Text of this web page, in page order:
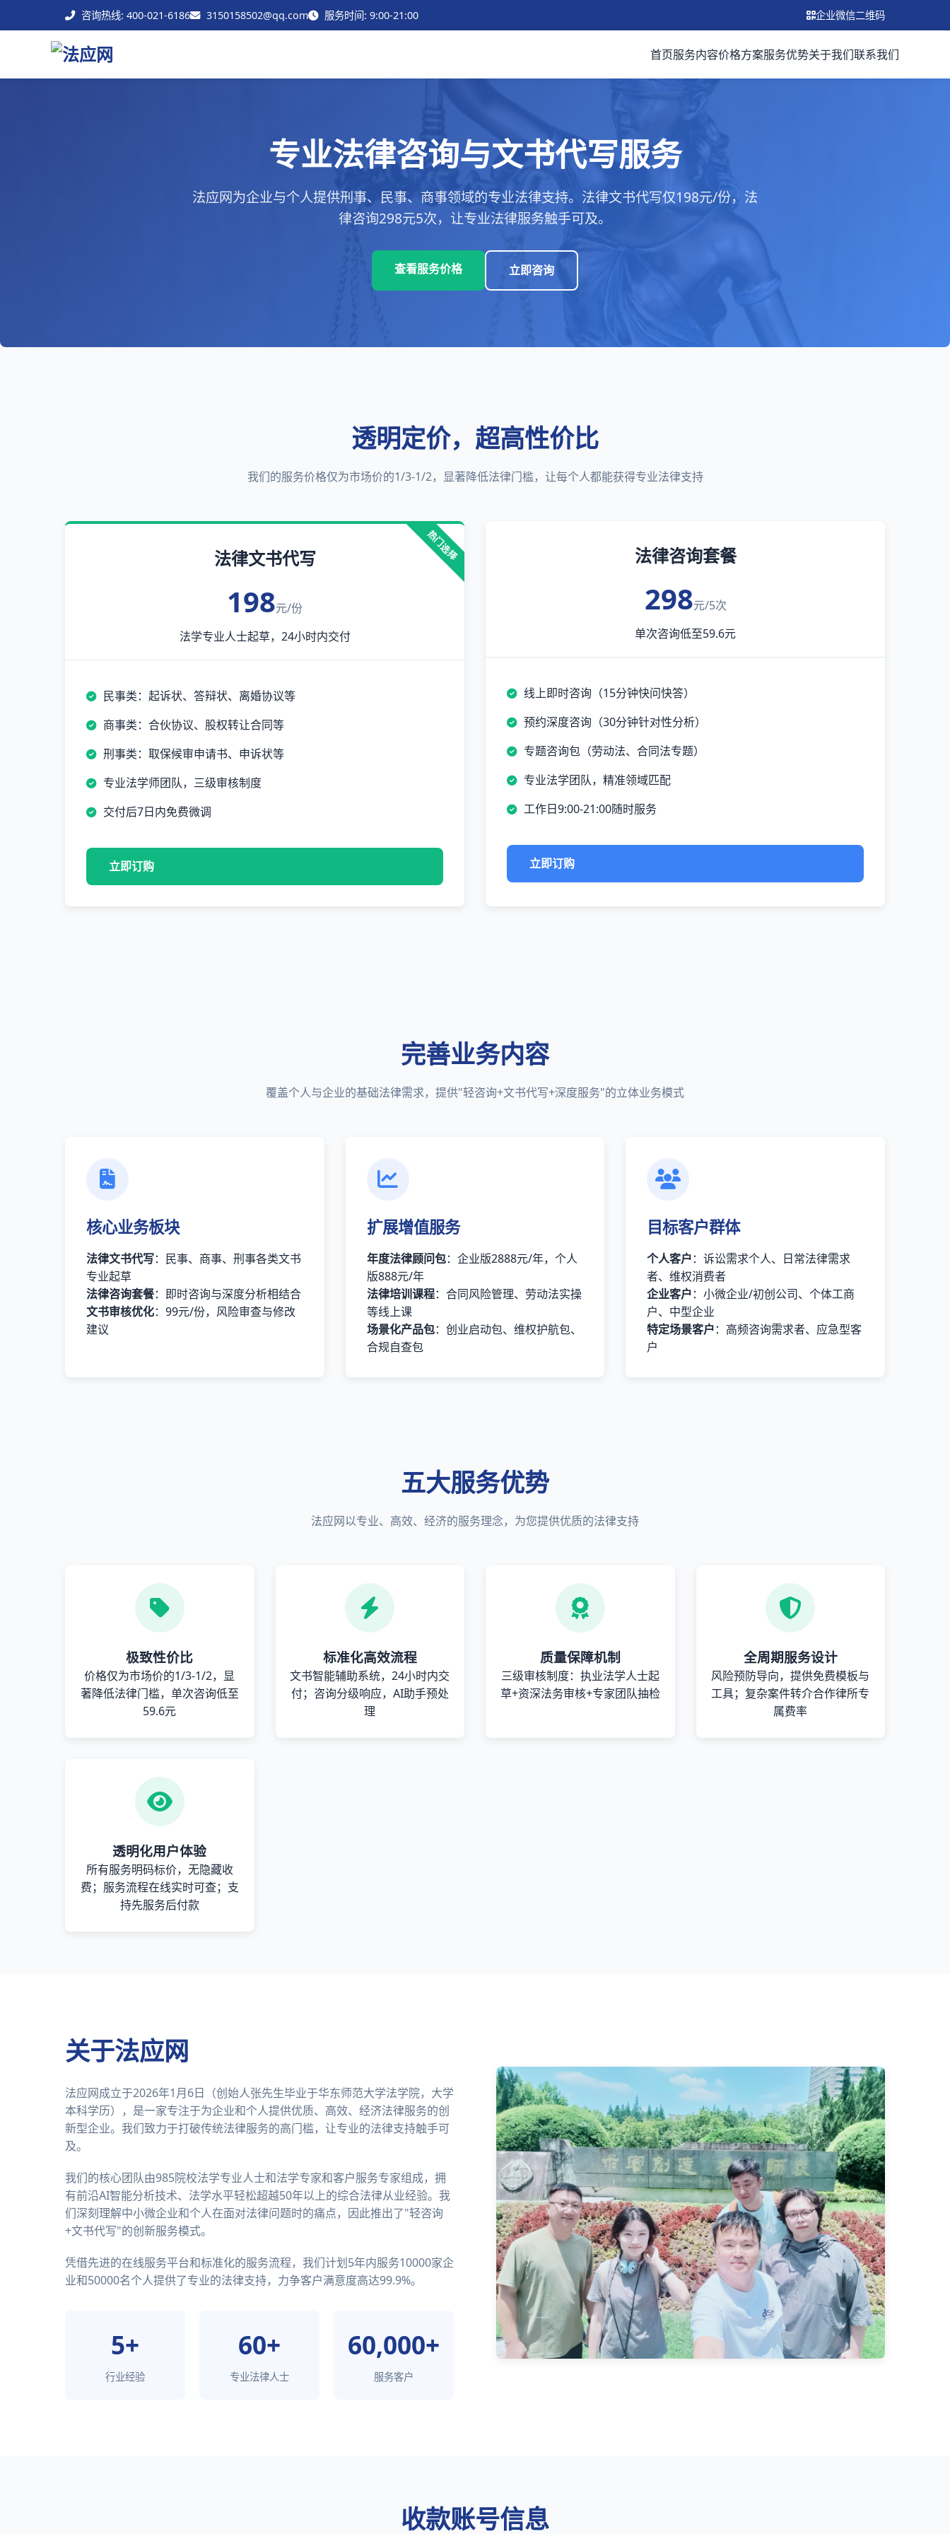
咨询热线: 400-021-6186 3150158502@qq.com 服务时间: 9:00-21:00 企业微信二维码
首页服务内容价格方案服务优势关于我们联系我们
专业法律咨询与文书代写服务
法应网为企业与个人提供刑事、民事、商事领域的专业法律支持。法律文书代写仅198元/份，法
律咨询298元5次，让专业法律服务触手可及。
查看服务价格 立即咨询
透明定价，超高性价比
我们的服务价格仅为市场价的1/3-1/2，显著降低法律门槛，让每个人都能获得专业法律支持
热门选择
法律文书代写
198元/份
法学专业人士起草，24小时内交付
民事类：起诉状、答辩状、离婚协议等
商事类：合伙协议、股权转让合同等
刑事类：取保候审申请书、申诉状等
专业法学师团队，三级审核制度
交付后7日内免费微调
立即订购
法律咨询套餐
298元/5次
单次咨询低至59.6元
线上即时咨询（15分钟快问快答）
预约深度咨询（30分钟针对性分析）
专题咨询包（劳动法、合同法专题）
专业法学团队，精准领域匹配
工作日9:00-21:00随时服务
立即订购
完善业务内容
覆盖个人与企业的基础法律需求，提供"轻咨询+文书代写+深度服务"的立体业务模式
核心业务板块
法律文书代写：民事、商事、刑事各类文书
专业起草
法律咨询套餐：即时咨询与深度分析相结合
文书审核优化：99元/份，风险审查与修改
建议
扩展增值服务
年度法律顾问包：企业版2888元/年，个人
版888元/年
法律培训课程：合同风险管理、劳动法实操
等线上课
场景化产品包：创业启动包、维权护航包、
合规自查包
目标客户群体
个人客户：诉讼需求个人、日常法律需求
者、维权消费者
企业客户：小微企业/初创公司、个体工商
户、中型企业
特定场景客户：高频咨询需求者、应急型客
户
五大服务优势
法应网以专业、高效、经济的服务理念，为您提供优质的法律支持
极致性价比
价格仅为市场价的1/3-1/2，显
著降低法律门槛，单次咨询低至
59.6元
标准化高效流程
文书智能辅助系统，24小时内交
付；咨询分级响应，AI助手预处
理
质量保障机制
三级审核制度：执业法学人士起
草+资深法务审核+专家团队抽检
全周期服务设计
风险预防导向，提供免费模板与
工具；复杂案件转介合作律所专
属费率
透明化用户体验
所有服务明码标价，无隐藏收
费；服务流程在线实时可查；支
持先服务后付款
关于法应网
法应网成立于2026年1月6日（创始人张先生毕业于华东师范大学法学院，大学
本科学历），是一家专注于为企业和个人提供优质、高效、经济法律服务的创
新型企业。我们致力于打破传统法律服务的高门槛，让专业的法律支持触手可
及。
我们的核心团队由985院校法学专业人士和法学专家和客户服务专家组成，拥
有前沿AI智能分析技术、法学水平轻松超越50年以上的综合法律从业经验。我
们深刻理解中小微企业和个人在面对法律问题时的痛点，因此推出了"轻咨询
+文书代写"的创新服务模式。
凭借先进的在线服务平台和标准化的服务流程，我们计划5年内服务10000家企
业和50000名个人提供了专业的法律支持，力争客户满意度高达99.9%。
5+
行业经验
60+
专业法律人士
60,000+
服务客户
收款账号信息